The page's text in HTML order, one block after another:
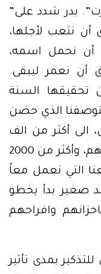
بدر شدد على”
أن نتعب لأجلها،
أن نحمل اسمه،
أن نعمر ليبقى.
تحقيقها السنة
الذي حضن
يفوق الـ1500 مريض، الى أكثر من الف
تلميذ استطعنا ان نكون الى جانبهم، وأكثر من 2000
التي نعمل معاً
صغير بدأ يخطو
وافراحهم
بمدى تأثير